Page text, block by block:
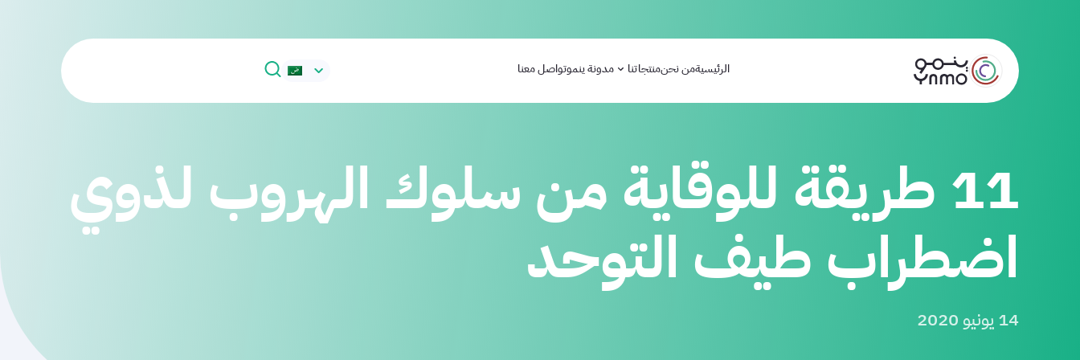
الرئيسيةمن نحنمنتجاتنا مدونة ينموتواصل معنا
11 طريقة للوقاية من سلوك الهروب لذوي
اضطراب طيف التوحد
14 يونيو 2020